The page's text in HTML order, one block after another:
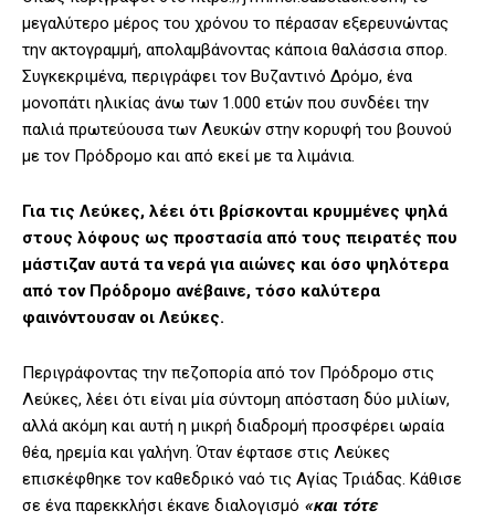
μεγαλύτερο μέρος του χρόνου το πέρασαν εξερευνώντας
την ακτογραμμή, απολαμβάνοντας κάποια θαλάσσια σπορ.
Συγκεκριμένα, περιγράφει τον Βυζαντινό Δρόμο, ένα
μονοπάτι ηλικίας άνω των 1.000 ετών που συνδέει την
παλιά πρωτεύουσα των Λευκών στην κορυφή του βουνού
με τον Πρόδρομο και από εκεί με τα λιμάνια.
Για τις Λεύκες, λέει ότι βρίσκονται κρυμμένες ψηλά
στους λόφους ως προστασία από τους πειρατές που
μάστιζαν αυτά τα νερά για αιώνες και όσο ψηλότερα
από τον Πρόδρομο ανέβαινε, τόσο καλύτερα
φαινόντουσαν οι Λεύκες.
Περιγράφοντας την πεζοπορία από τον Πρόδρομο στις
Λεύκες, λέει ότι είναι μία σύντομη απόσταση δύο μιλίων,
αλλά ακόμη και αυτή η μικρή διαδρομή προσφέρει ωραία
θέα, ηρεμία και γαλήνη. Όταν έφτασε στις Λεύκες
επισκέφθηκε τον καθεδρικό ναό τις Αγίας Τριάδας. Κάθισε
σε ένα παρεκκλήσι έκανε διαλογισμό «και τότε